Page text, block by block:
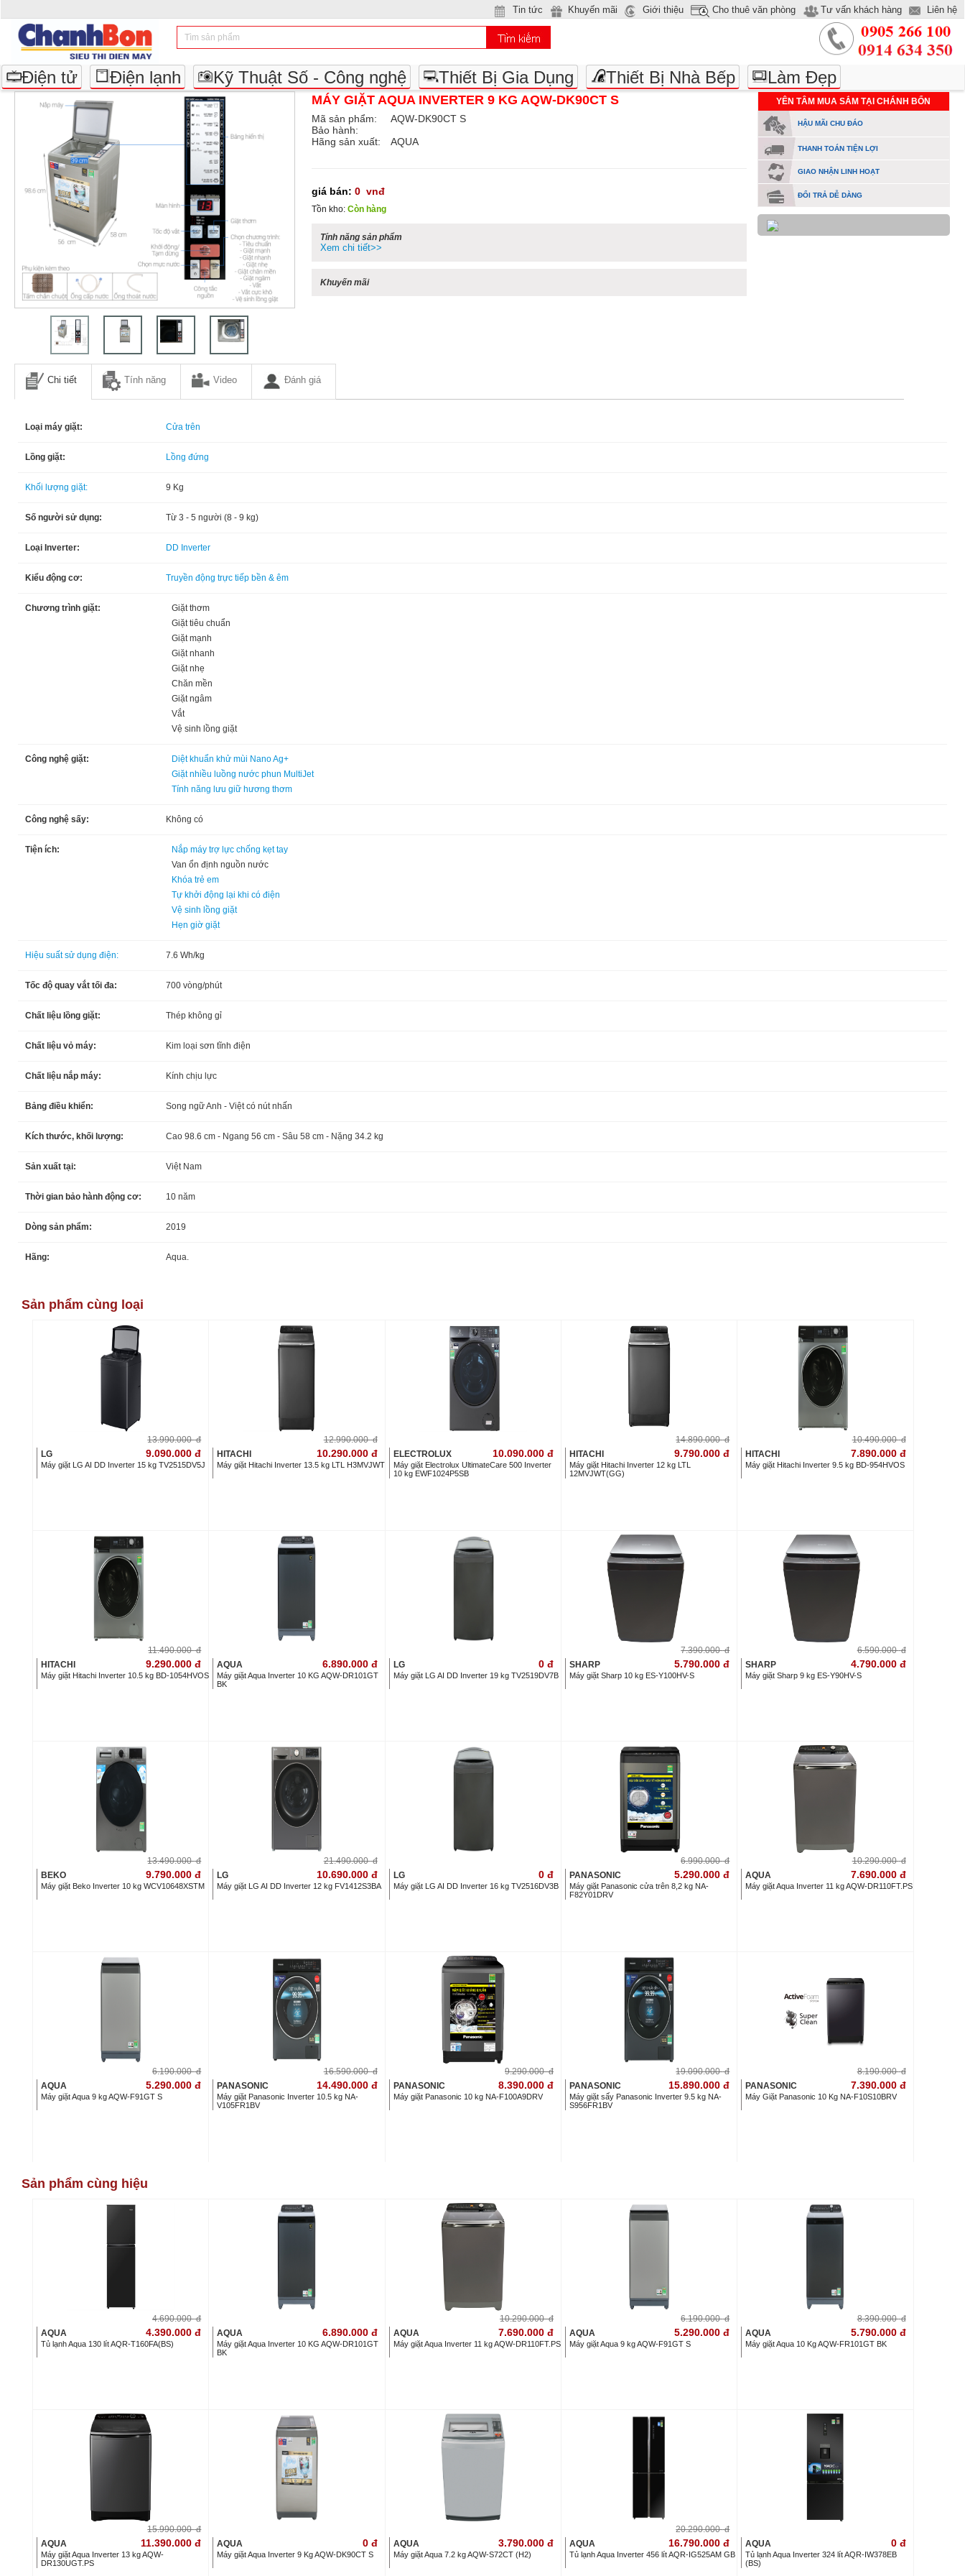
Liên hệ
Tin tức Khuyến mãi Giới thiệu Cho thuê văn phòng Tư vấn khách hàng
Điện tử Điện lạnh Kỹ Thuật Số - Công nghệ Thiết Bị Gia Dụng Thiết Bị Nhà Bếp Làm Đẹp
MÁY GIẶT AQUA INVERTER 9 KG AQW-DK90CT S
Mã sản phẩm:
AQW-DK90CT S
Bảo hành:
Hãng sản xuất:
AQUA
giá bán: 0 vnđ
Tồn kho: Còn hàng
Tính năng sản phẩm
Xem chi tiết>>
Khuyến mãi
YÊN TÂM MUA SẮM TẠI CHÁNH BỔN
HẬU MÃI CHU ĐÁO
THANH TOÁN TIỆN LỢI
GIAO NHẬN LINH HOẠT
ĐỔI TRẢ DỄ DÀNG
Chi tiết Tính năng Video Đánh giá
Loại máy giặt: Cửa trên
Lồng giặt: Lồng đứng
Khối lượng giặt: 9 Kg
Số người sử dụng: Từ 3 - 5 người (8 - 9 kg)
Loại Inverter: DD Inverter
Kiểu động cơ: Truyền động trực tiếp bền & êm
Chương trình giặt:
Giặt thơm
Giặt tiêu chuẩn
Giặt mạnh
Giặt nhanh
Giặt nhẹ
Chăn mền
Giặt ngâm
Vắt
Vệ sinh lồng giặt
Công nghệ giặt:
Diệt khuẩn khử mùi Nano Ag+
Giặt nhiều luồng nước phun MultiJet
Tính năng lưu giữ hương thơm
Công nghệ sấy: Không có
Tiện ích:
Nắp máy trợ lực chống kẹt tay
Van ổn định nguồn nước
Khóa trẻ em
Tự khởi động lại khi có điện
Vệ sinh lồng giặt
Hẹn giờ giặt
Hiệu suất sử dụng điện: 7.6 Wh/kg
Tốc độ quay vắt tối đa: 700 vòng/phút
Chất liệu lồng giặt: Thép không gỉ
Chất liệu vỏ máy: Kim loại sơn tĩnh điện
Chất liệu nắp máy: Kính chịu lực
Bảng điều khiển: Song ngữ Anh - Việt có nút nhấn
Kích thước, khối lượng: Cao 98.6 cm - Ngang 56 cm - Sâu 58 cm - Nặng 34.2 kg
Sản xuất tại: Việt Nam
Thời gian bảo hành động cơ: 10 năm
Dòng sản phẩm: 2019
Hãng: Aqua.
Sản phẩm cùng loại
13.990.000 đ
LG
9.090.000 đ
Máy giặt LG AI DD Inverter 15 kg TV2515DV5J
12.990.000 đ
HITACHI
10.290.000 đ
Máy giặt Hitachi Inverter 13.5 kg LTL H3MVJWT
ELECTROLUX 10.090.000 đ
Máy giặt Electrolux UltimateCare 500 Inverter
10 kg EWF1024P5SB
14.890.000 đ
HITACHI
9.790.000 đ
Máy giặt Hitachi Inverter 12 kg LTL
12MVJWT(GG)
10.490.000 đ
HITACHI
7.890.000 đ
Máy giặt Hitachi Inverter 9.5 kg BD-954HVOS
11.490.000 đ
HITACHI
9.290.000 đ
Máy giặt Hitachi Inverter 10.5 kg BD-1054HVOS
AQUA 6.890.000 đ
Máy giặt Aqua Inverter 10 KG AQW-DR101GT
BK
LG 0 đ
Máy giặt LG AI DD Inverter 19 kg TV2519DV7B
7.390.000 đ
SHARP
5.790.000 đ
Máy giặt Sharp 10 kg ES-Y100HV-S
6.590.000 đ
SHARP
4.790.000 đ
Máy giặt Sharp 9 kg ES-Y90HV-S
13.490.000 đ
BEKO
9.790.000 đ
Máy giặt Beko Inverter 10 kg WCV10648XSTM
21.490.000 đ
LG
10.690.000 đ
Máy giặt LG AI DD Inverter 12 kg FV1412S3BA
LG 0 đ
Máy giặt LG AI DD Inverter 16 kg TV2516DV3B
6.990.000 đ
PANASONIC
5.290.000 đ
Máy giặt Panasonic cửa trên 8,2 kg NA-
F82Y01DRV
10.290.000 đ
AQUA
7.690.000 đ
Máy giặt Aqua Inverter 11 kg AQW-DR110FT.PS
6.190.000 đ
AQUA
5.290.000 đ
Máy giặt Aqua 9 kg AQW-F91GT S
16.590.000 đ
PANASONIC
14.490.000 đ
Máy giặt Panasonic Inverter 10.5 kg NA-
V105FR1BV
9.290.000 đ
PANASONIC
8.390.000 đ
Máy giặt Panasonic 10 kg NA-F100A9DRV
19.090.000 đ
PANASONIC
15.890.000 đ
Máy giặt sấy Panasonic Inverter 9.5 kg NA-
S956FR1BV
8.190.000 đ
PANASONIC
7.390.000 đ
Máy Giặt Panasonic 10 Kg NA-F10S10BRV
Sản phẩm cùng hiệu
4.690.000 đ
AQUA
4.390.000 đ
Tủ lạnh Aqua 130 lít AQR-T160FA(BS)
AQUA 6.890.000 đ
Máy giặt Aqua Inverter 10 KG AQW-DR101GT
BK
10.290.000 đ
AQUA
7.690.000 đ
Máy giặt Aqua Inverter 11 kg AQW-DR110FT.PS
6.190.000 đ
AQUA
5.290.000 đ
Máy giặt Aqua 9 kg AQW-F91GT S
8.390.000 đ
AQUA
5.790.000 đ
Máy giặt Aqua 10 Kg AQW-FR101GT BK
15.990.000 đ
AQUA
11.390.000 đ
Máy giặt Aqua Inverter 13 kg AQW-
DR130UGT.PS
AQUA 0 đ
Máy giặt Aqua Inverter 9 Kg AQW-DK90CT S
AQUA 3.790.000 đ
Máy giặt Aqua 7.2 kg AQW-S72CT (H2)
20.290.000 đ
AQUA
16.790.000 đ
Tủ lạnh Aqua Inverter 456 lít AQR-IG525AM GB
AQUA 0 đ
Tủ lạnh Aqua Inverter 324 lít AQR-IW378EB
(BS)